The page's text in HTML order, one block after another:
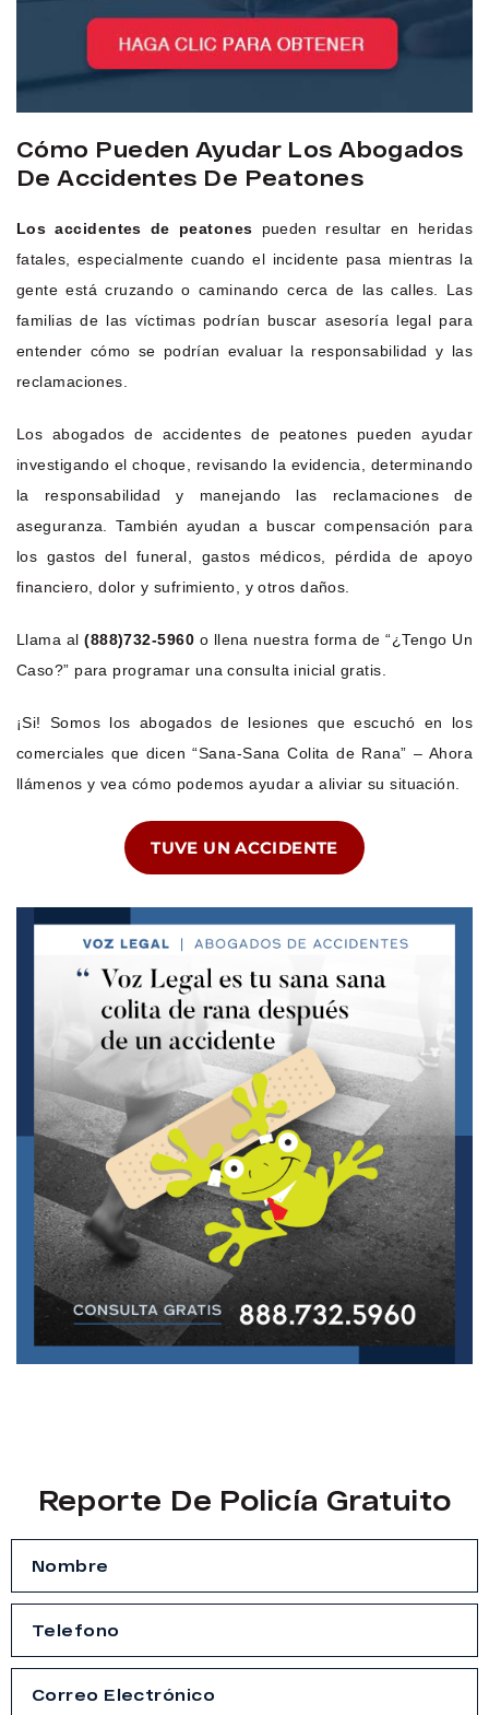
Cómo Pueden Ayudar Los Abogados
De Accidentes De Peatones
Los accidentes de peatones pueden resultar en heridas
fatales, especialmente cuando el incidente pasa mientras la
gente está cruzando o caminando cerca de las calles. Las
familias de las víctimas podrían buscar asesoría legal para
entender cómo se podrían evaluar la responsabilidad y las
reclamaciones.
Los abogados de accidentes de peatones pueden ayudar
investigando el choque, revisando la evidencia, determinando
la responsabilidad y manejando las reclamaciones de
aseguranza. También ayudan a buscar compensación para
los gastos del funeral, gastos médicos, pérdida de apoyo
financiero, dolor y sufrimiento, y otros daños.
Llama al(888)732-5960 o llena nuestra forma de “¿Tengo Un
Caso?” para programar una consulta inicial gratis.
¡Si! Somos los abogados de lesiones que escuchó en los
comerciales que dicen “Sana-Sana Colita de Rana” – Ahora
llámenos y vea cómo podemos ayudar a aliviar su situación.
TUVE UN ACCIDENTE
Reporte De Policía Gratuito